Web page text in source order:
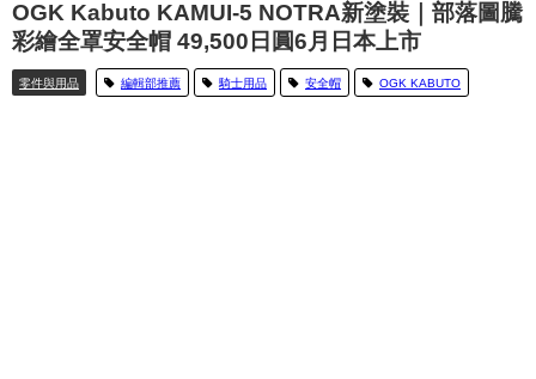
OGK Kabuto KAMUI-5 NOTRA新塗裝｜部落圖騰
彩繪全罩安全帽 49,500日圓6月日本上市
零件與用品 編輯部推薦 騎士用品 安全帽 OGK KABUTO